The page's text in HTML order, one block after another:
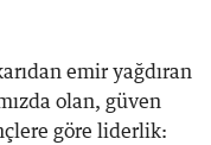
emir yağdıran
olan, güven
göre liderlik: